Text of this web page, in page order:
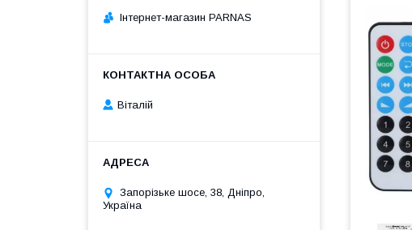
Інтернет-магазин PARNAS
Віталій
Запорізьке шосе, 38, Дніпро,
Україна